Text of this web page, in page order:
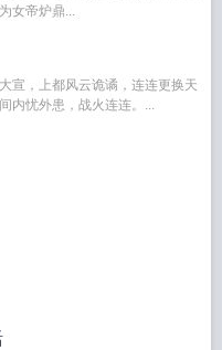
女帝炉鼎...
宣，上都风云诡谲，连连更换天
内忧外患，战火连连。...